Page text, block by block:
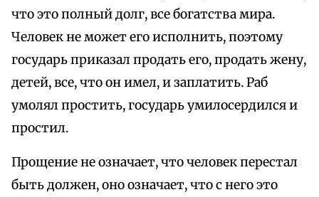
что это полный долг, все богатства мира.
Человек не может его исполнить, поэтому
государь приказал продать его, продать жену,
детей, все, что он имел, и заплатить. Раб
умолял простить, государь умилосердился и
простил.
Прощение не означает, что человек перестал
быть должен, оно означает, что с него это